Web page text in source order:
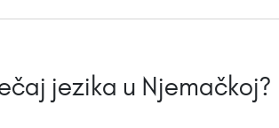
jezika u Njemačkoj?